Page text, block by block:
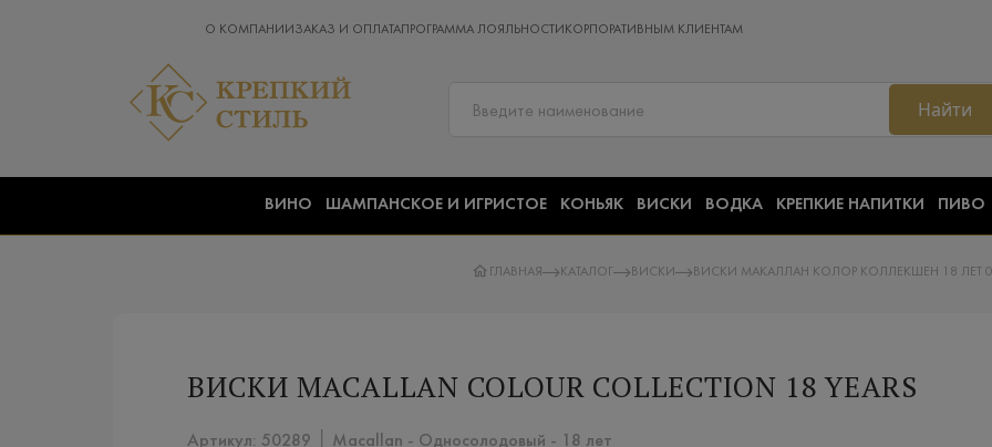
О КОМПАНИИ ЗАКАЗ И ОПЛАТАПРОГРАММА ЛОЯЛЬНОСТИ КОРПОРАТИВНЫМ КЛИЕНТАМ
Найти
ВИНО ШАМПАНСКОЕ И ИГРИСТОЕ КОНЬЯК ВИСКИ ВОДКА КРЕПКИЕ НАПИТКИ ПИВО
ГЛАВНАЯ КАТАЛОГ ВИСКИ ВИСКИ МАКАЛЛАН КОЛОР КОЛЛЕКШЕН 18 ЛЕТ
ВИСКИ MACALLAN COLOUR COLLECTION 18 YEARS
Артикул: 50289 │ Macallan - Односолодовый - 18 лет